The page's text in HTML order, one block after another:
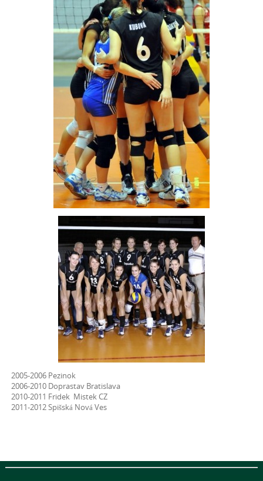
2005-2006 Pezinok
2006-2010 Doprastav Bratislava
2010-2011 Fridek Mistek CZ
2011-2012 Spišská Nová Ves